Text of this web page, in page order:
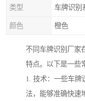
类型 车牌识别
颜色 橙色
不同车牌识别厂家
特点。以下是一些
1. 技术：一些车牌
法，能够准确快速